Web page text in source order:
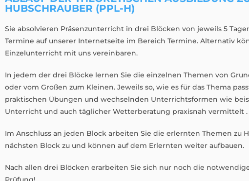
HUBSCHRAUBER (PPL-H)
Sie absolvieren Präsenzunterricht in drei Blöcken von jeweils 5
Termine auf unserer Internetseite im Bereich Termine. Alternativ
Einzelunterricht mit uns vereinbaren.
In jedem der drei Blöcke lernen Sie die einzelnen Themen von
oder vom Großen zum Kleinen. Jeweils so, wie es für das Thema
praktischen Übungen und wechselnden Unterrichtsformen wie
Unterricht und auch täglicher Wetterberatung praxisnah vermittelt .
Im Anschluss an jeden Block arbeiten Sie die erlernten Themen zu
nächsten Block zu und können auf dem Erlernten weiter aufbauen.
Nach allen drei Blöcken erarbeiten Sie sich nur noch die